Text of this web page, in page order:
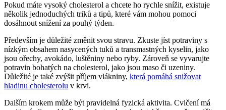
Pokud máte vysoký cholesterol a chcete ho rychle snížit, existuje
několik jednoduchých triků a tipů, které vám mohou pomoci
dosáhnout snížení za pouhý týden.
Především je důležité změnit svou stravu. Zkuste jíst potraviny s
nízkým obsahem nasycených tuků a transmastných kyselin, jako
jsou ořechy, avokádo, luštěniny nebo ryby. Zároveň se vyvarujte
potravin bohatých na cholesterol, jako jsou maso či uzeniny.
Důležité je také zvýšit příjem vlákniny, která pomáhá snižovat
hladinu cholesterolu v krvi.
Dalším krokem může být pravidelná fyzická aktivita. Cvičení má